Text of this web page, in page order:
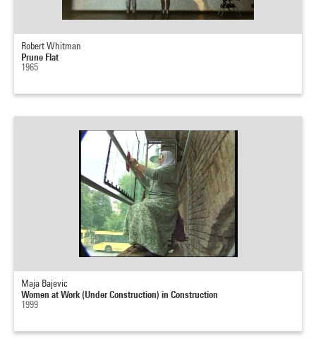
Robert Whitman
Prune Flat
1965
Maja Bajevic
Women at Work (Under Construction) in Construction
1999